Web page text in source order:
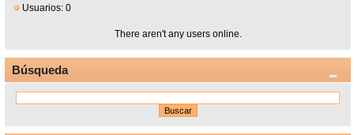
Usuarios: 0
There aren't any users online.
Búsqueda